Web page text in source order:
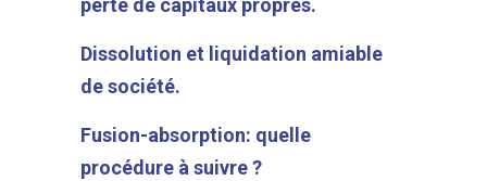
perte de capitaux propres.
Dissolution et liquidation amiable
de société.
Fusion-absorption: quelle
procédure à suivre ?